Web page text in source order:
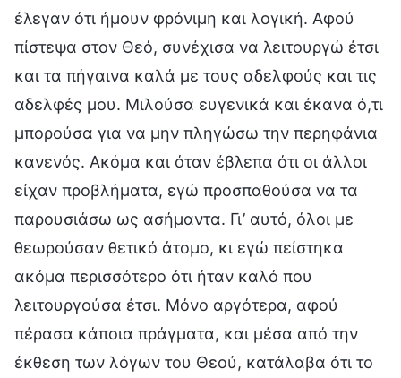
έλεγαν ότι ήμουν φρόνιμη και λογική. Αφού
πίστεψα στον Θεό, συνέχισα να λειτουργώ έτσι
και τα πήγαινα καλά με τους αδελφούς και τις
αδελφές μου. Μιλούσα ευγενικά και έκανα ό,τι
μπορούσα για να μην πληγώσω την περηφάνια
κανενός. Ακόμα και όταν έβλεπα ότι οι άλλοι
είχαν προβλήματα, εγώ προσπαθούσα να τα
παρουσιάσω ως ασήμαντα. Γι’ αυτό, όλοι με
θεωρούσαν θετικό άτομο, κι εγώ πείστηκα
ακόμα περισσότερο ότι ήταν καλό που
λειτουργούσα έτσι. Μόνο αργότερα, αφού
πέρασα κάποια πράγματα, και μέσα από την
έκθεση των λόγων του Θεού, κατάλαβα ότι το